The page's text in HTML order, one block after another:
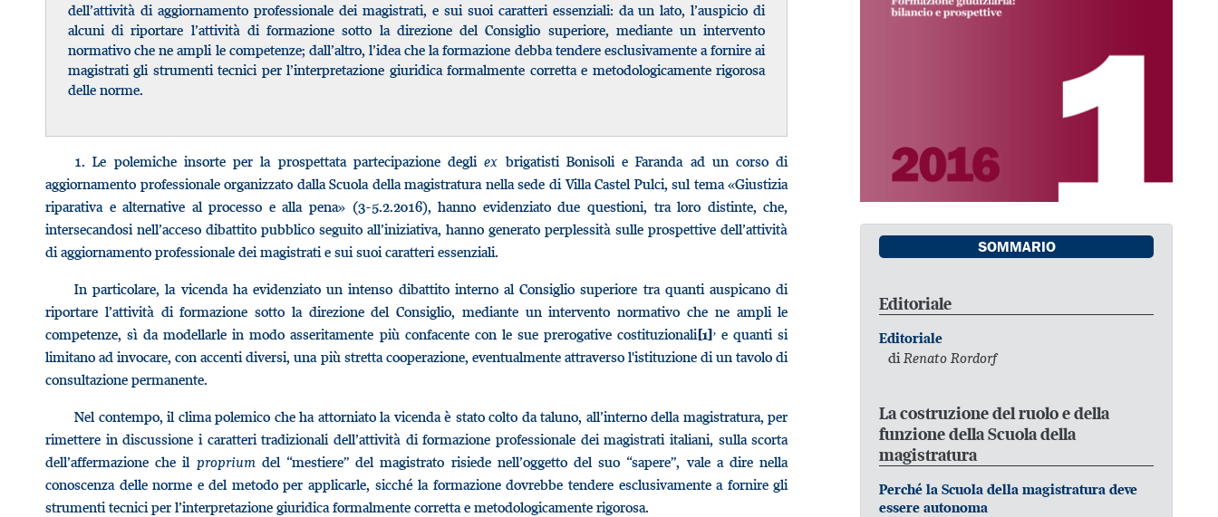
dell’attività di aggiornamento professionale dei magistrati, e sui suoi caratteri essenziali: da un lato, l’auspicio di
alcuni di riportare l’attività di formazione sotto la direzione del Consiglio superiore, mediante un intervento
normativo che ne ampli le competenze; dall’altro, l’idea che la formazione debba tendere esclusivamente a fornire ai
magistrati gli strumenti tecnici per l’interpretazione giuridica formalmente corretta e metodologicamente rigorosa
delle norme.
1. Le polemiche insorte per la prospettata partecipazione degliex brigatisti Bonisoli e Faranda ad un corso di
aggiornamento professionale organizzato dalla Scuola della magistratura nella sede di Villa Castel Pulci, sul tema «Giustizia
riparativa e alternative al processo e alla pena» (3-5.2.2016), hanno evidenziato due questioni, tra loro distinte, che,
intersecandosi nell’acceso dibattito pubblico seguito all’iniziativa, hanno generato perplessità sulle prospettive dell’attività
di aggiornamento professionale dei magistrati e sui suoi caratteri essenziali.
In particolare, la vicenda ha evidenziato un intenso dibattito interno al Consiglio superiore tra quanti auspicano di
riportare l’attività di formazione sotto la direzione del Consiglio, mediante un intervento normativo che ne ampli le
competenze, sì da modellarle in modo asseritamente più confacente con le sue prerogative costituzionali[1], e quanti si
limitano ad invocare, con accenti diversi, una più stretta cooperazione, eventualmente attraverso l'istituzione di un tavolo di
consultazione permanente.
Nel contempo, il clima polemico che ha attorniato la vicenda è stato colto da taluno, all’interno della magistratura, per
rimettere in discussione i caratteri tradizionali dell’attività di formazione professionale dei magistrati italiani, sulla scorta
dell’affermazione che il propriumdel “mestiere” del magistrato risiede nell’oggetto del suo “sapere”, vale a dire nella
conoscenza delle norme e del metodo per applicarle, sicché la formazione dovrebbe tendere esclusivamente a fornire gli
strumenti tecnici per l’interpretazione giuridica formalmente corretta e metodologicamente rigorosa.
SOMMARIO
Editoriale
Editoriale
diRenato Rordorf
La costruzione del ruolo e della
funzione della Scuola della
magistratura
Perché la Scuola della magistratura deve
essere autonoma